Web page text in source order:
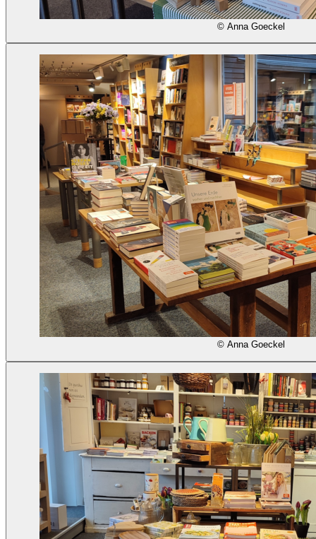
© Anna Goeckel
© Anna Goeckel